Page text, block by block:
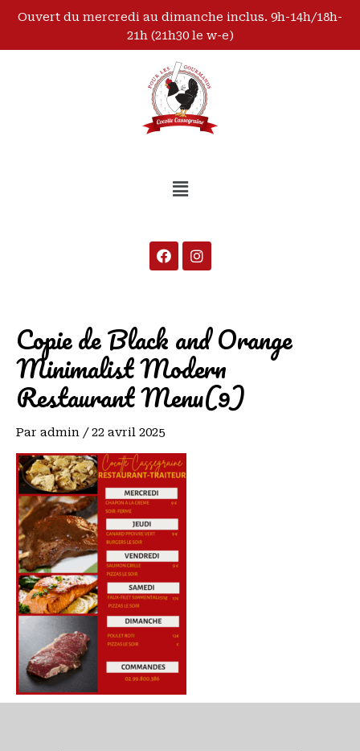
Ouvert du mercredi au dimanche inclus. 9h-14h/18h-
21h (21h30 le w-e)
Copie de Black and Orange
Minimalist Modern
Restaurant Menu(9)
Par admin /22 avril 2025